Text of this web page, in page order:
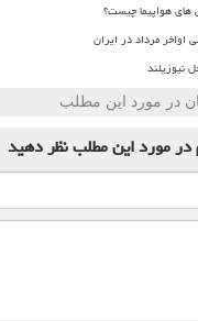
هواپیما چیست؟
اواخر مرداد در ایران
نیوزیلند
در مورد این مطلب
در مورد این مطلبنظر دهید